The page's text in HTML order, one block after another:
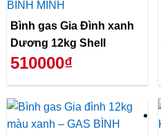
Bình gas Gia Đình xanh
Dương 12kg Shell
510000₫